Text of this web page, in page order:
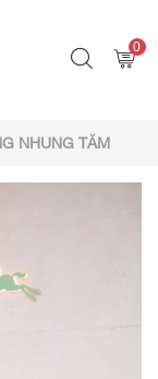
0
NHUNG TĂM